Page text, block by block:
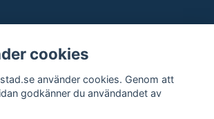
cookies
använder cookies. Genom att
godkänner du användandet av